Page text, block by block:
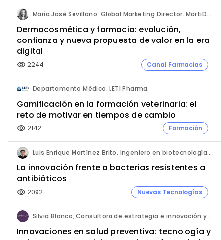
María José Sevillano. Global Marketing Director. MartiDerm.
Dermocosmética y farmacia: evolución,
confianza y nueva propuesta de valor en la era
digital
visibility 2244 Canal Farmacias
Departamento Médico. LETI Pharma.
Gamificación en la formación veterinaria: el
reto de motivar en tiempos de cambio
visibility 2142 Formación
Luis Enrique Martínez Brito. Ingeniero en biotecnología, México.
La innovación frente a bacterias resistentes a
antibióticos
visibility 2092 Nuevas Tecnologías
Silvia Blanco, Consultora de estrategia e innovación y Ana Leal, Consultora Senior de estrategia e innovación. ANIMA.
Innovaciones en salud preventiva: tecnología y